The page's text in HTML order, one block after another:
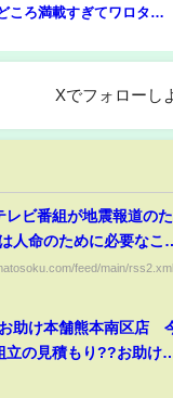
ころ満載すぎてワロタ
Xでフォローし
レビ番組が地震報道の
人命のために必要なこ
イミングからは必要以上
feed/main/
助け本舗熊本南区店
立の見積もり??お助け本